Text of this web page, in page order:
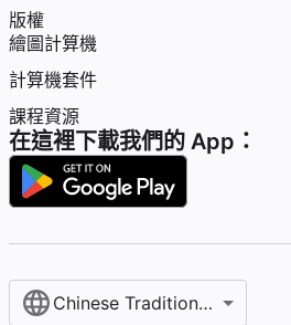
版權
繪圖計算機
計算機套件
課程資源
在這裡下載我們的 App：
Chinese Traditional / 繁體中文